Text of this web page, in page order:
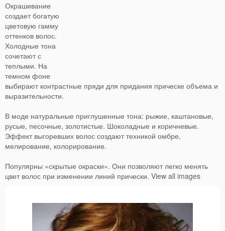
Окрашивание
создает богатую
цветовую гамму
оттенков волос.
Холодные тона
сочетают с
теплыми. На
темном фоне
выбирают контрастные пряди для придания прическе объема и
выразительности.
В моде натуральные приглушенные тона: рыжие, каштановые,
русые, песочные, золотистые. Шоколадные и коричневые.
Эффект выгоревших волос создают техникой омбре,
мелирование, колорирование.
Популярны «скрытые окраски». Они позволяют легко менять
цвет волос при изменении линий прически. View all images